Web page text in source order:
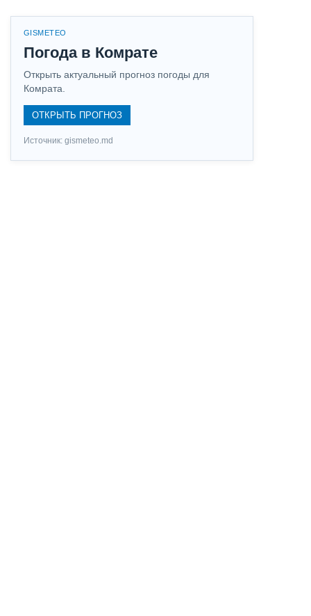
GISMETEO
Погода в Комрате
Открыть актуальный прогноз погоды для
Комрата.
ОТКРЫТЬ ПРОГНОЗ
Источник: gismeteo.md